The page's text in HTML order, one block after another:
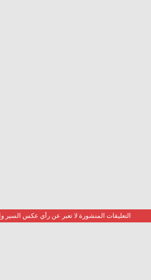
التعليقات المنشورة لا تعبر عن رأي عكس السير